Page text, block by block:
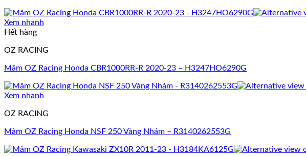
Xem nhanh
Hết hàng
OZ RACING
Mâm OZ Racing Honda CBR1000RR-R 2020-23 – H3247HO6290G
Xem nhanh
OZ RACING
Mâm OZ Racing Honda NSF 250 Vàng Nhám – R3140262553G